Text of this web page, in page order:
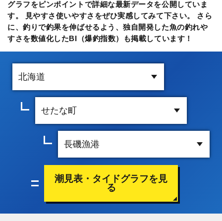
グラフをピンポイントで詳細な最新データを公開していま
す。 見やすさ使いやすさをぜひ実感してみて下さい。 さら
に、釣りで釣果を伸ばせるよう、独自開発した魚の釣れや
すさを数値化したBI（爆釣指数）も掲載しています！
潮見表・タイドグラフを見
る